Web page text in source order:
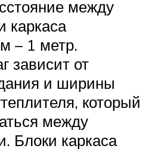
между
каркаса
– 1 метр.
зависит от
и ширины
который
между
Блоки каркаса